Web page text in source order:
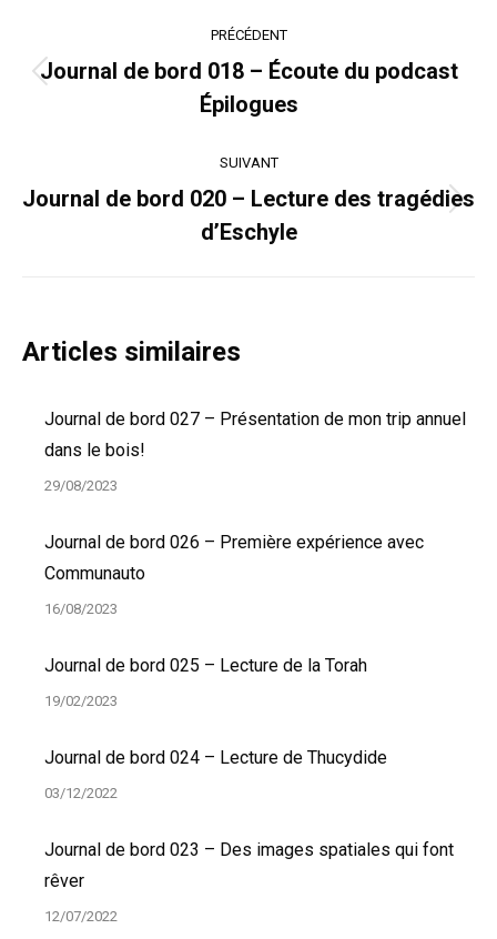
article
PRÉCÉDENT
Article
précédent
Journal de bord 018 – Écoute du podcast
Épilogues
SUIVANT
Article
suivant
Journal de bord 020 – Lecture des tragédies
d’Eschyle
Articles similaires
Journal de bord 027 – Présentation de mon trip annuel
dans le bois!
29/08/2023
Journal de bord 026 – Première expérience avec
Communauto
16/08/2023
Journal de bord 025 – Lecture de la Torah
19/02/2023
Journal de bord 024 – Lecture de Thucydide
03/12/2022
Journal de bord 023 – Des images spatiales qui font
rêver
12/07/2022